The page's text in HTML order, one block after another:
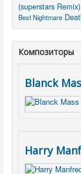
(superstars Remix)
Best Nightmare
Композиторы
Blanck
Harry